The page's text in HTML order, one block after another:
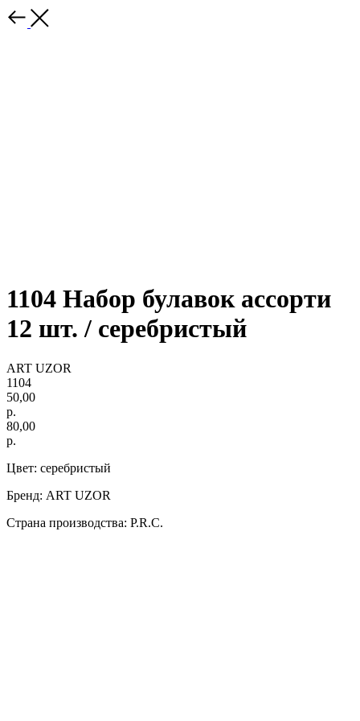
1104 Набор булавок ассорти
12 шт. / серебристый
ART UZOR
1104
50,00
р.
80,00
р.
Цвет: серебристый
Бренд: ART UZOR
Страна производства: P.R.C.